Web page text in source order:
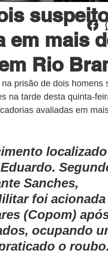
em mais
Rio
prisão de dois homens
na tarde desta quinta-
avaliadas em
Sanches,
foi
(Copom)
ocupando
o roubo.